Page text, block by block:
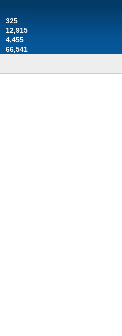
325
12,915
4,455
66,541